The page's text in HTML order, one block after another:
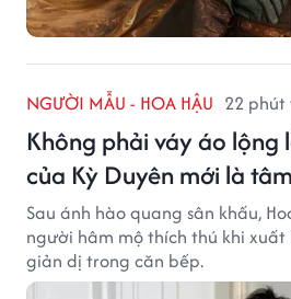
NGƯỜI MẪU - HOA HẬU 22
Không phải váy áo lộng
của Kỳ Duyên mới là
Sau ánh hào quang sân khấu,
người hâm mộ thích thú khi xuất
giản dị trong căn bếp.